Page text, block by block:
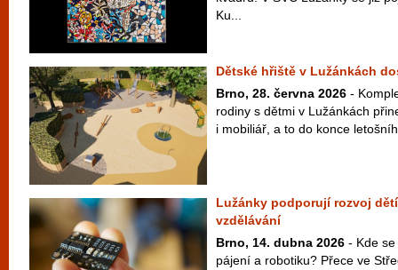
Ku...
Dětské hřiště v Lužánkách
Brno, 28. června 2026 -
rodiny s dětmi v Lužánkách
i mobiliář, a to do konce
Lužánky podporují rozvoj
vzdělávání
Brno, 14. dubna 2026 - Kde
pájení a robotiku? Přece ve